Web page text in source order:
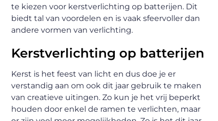
te kiezen voor kerstverlichting op batterijen. Dit
biedt tal van voordelen en is vaak sfeervoller dan
andere vormen van verlichting.
Kerstverlichting op batterijen
Kerst is het feest van licht en dus doe je er
verstandig aan om ook dit jaar gebruik te maken
van creatieve uitingen. Zo kun je het vrij beperkt
houden door enkel de ramen te verlichten, maar